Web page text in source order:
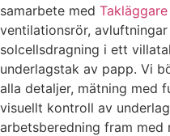
samarbete med
ventilationsrör,
solcellsdragning i ett
underlagstak av papp. Vi
alla detaljer, mätning med
visuellt kontroll av
arbetsberedning fram